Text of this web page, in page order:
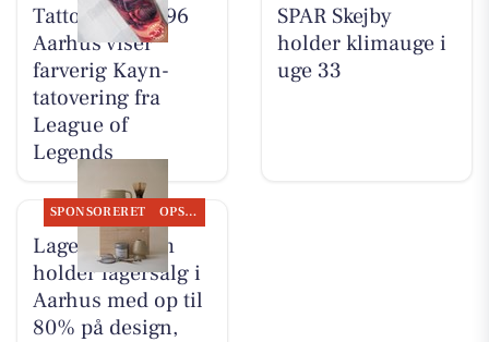
Tattoo Studio 96
Aarhus viser
farverig Kayn-
tatovering fra
League of
Legends
SPAR Skejby
holder klimauge i
uge 33
SPONSORERET OPSLAGSTAVLEN
Lagersalg.com
holder lagersalg i
Aarhus med op til
80% på design,